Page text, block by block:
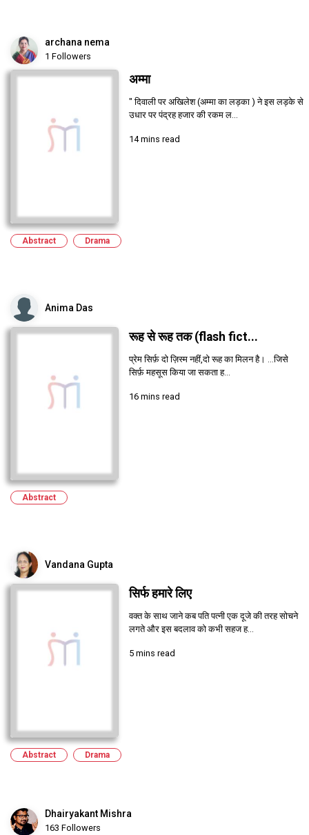
archana nema
1 Followers
अम्मा
" दिवाली पर अखिलेश (अम्मा का लड़का ) ने इस लड़के से
उधार पर पंद्रह हजार की रकम ल...
14 mins read
Abstract Drama
Anima Das
रूह से रूह तक (flash fict...
प्रेम सिर्फ़ दो ज़िस्म नहीं,दो रूह का मिलन है। ...जिसे
सिर्फ़ महसूस किया जा सकता ह...
16 mins read
Abstract
Vandana Gupta
सिर्फ हमारे लिए
वक्त के साथ जाने कब पति पत्नी एक दूजे की तरह सोचने
लगते और इस बदलाव को कभी सहज ह...
5 mins read
Abstract Drama
Dhairyakant Mishra
163 Followers